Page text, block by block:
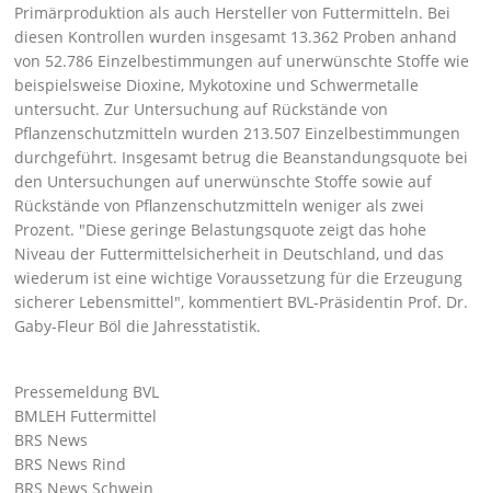
Primärproduktion als auch Hersteller von Futtermitteln. Bei
diesen Kontrollen wurden insgesamt 13.362 Proben anhand
von 52.786 Einzelbestimmungen auf unerwünschte Stoffe wie
beispielsweise Dioxine, Mykotoxine und Schwermetalle
untersucht. Zur Untersuchung auf Rückstände von
Pflanzenschutzmitteln wurden 213.507 Einzelbestimmungen
durchgeführt. Insgesamt betrug die Beanstandungsquote bei
den Untersuchungen auf unerwünschte Stoffe sowie auf
Rückstände von Pflanzenschutzmitteln weniger als zwei
Prozent.
Diese geringe Belastungsquote zeigt das hohe
Niveau der Futtermittelsicherheit in Deutschland, und das
wiederum ist eine wichtige Voraussetzung für die Erzeugung
sicherer Lebensmittel , kommentiert BVL-Präsidentin Prof. Dr.
Gaby-Fleur Böl die Jahresstatistik.
Pressemeldung BVL
BMLEH Futtermittel
BRS News
BRS News Rind
BRS News Schwein